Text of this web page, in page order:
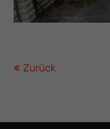
Zurück